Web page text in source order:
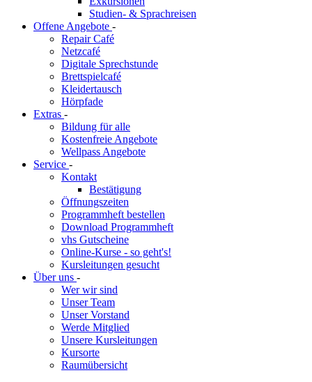
Studien- & Sprachreisen
Offene Angebote -
Repair Café
Netzcafé
Digitale Sprechstunde
Brettspielcafé
Kleidertausch
Hörpfade
Extras -
Bildung für alle
Kostenfreie Angebote
Wellpass Angebote
Service -
Kontakt
Bestätigung
Öffnungszeiten
Programmheft bestellen
Download Programmheft
vhs Gutscheine
Online-Kurse - so geht's!
Kursleitungen gesucht
Über uns -
Wer wir sind
Unser Team
Unser Vorstand
Werde Mitglied
Unsere Kursleitungen
Kursorte
Raumübersicht